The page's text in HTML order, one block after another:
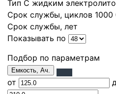
Тип С жидким
Срок службы, циклов 1000
Срок службы, лет
Показывать по
Подбор по параметрам
Емкость, Ач.
от